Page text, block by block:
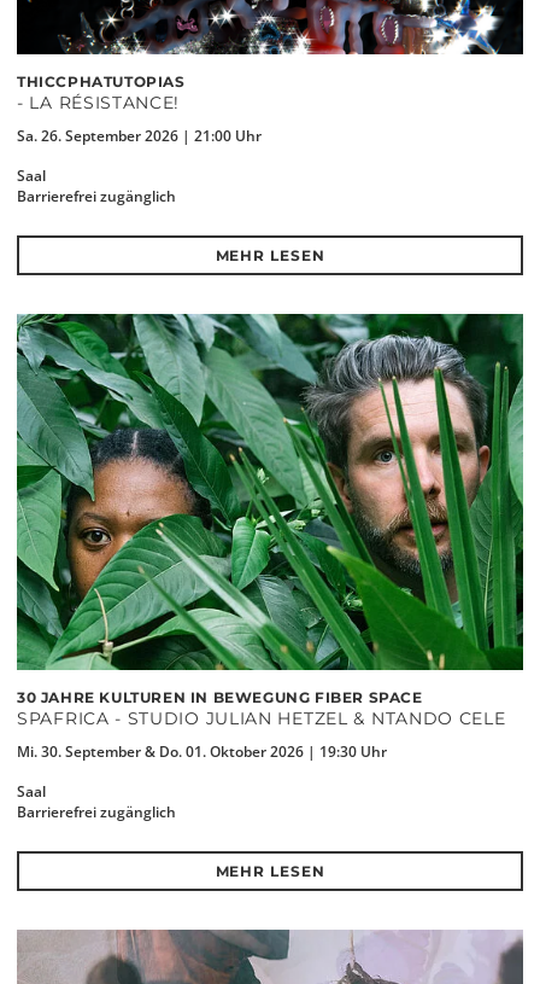
THICCPHATUTOPIAS
- LA RÉSISTANCE!
Sa. 26. September 2026 | 21:00 Uhr
Saal
Barrierefrei zugänglich
MEHR LESEN
30 JAHRE KULTUREN IN BEWEGUNG FIBER SPACE
SPAFRICA - STUDIO JULIAN HETZEL & NTANDO CELE
Mi. 30. September & Do. 01. Oktober 2026 | 19:30 Uhr
Saal
Barrierefrei zugänglich
MEHR LESEN